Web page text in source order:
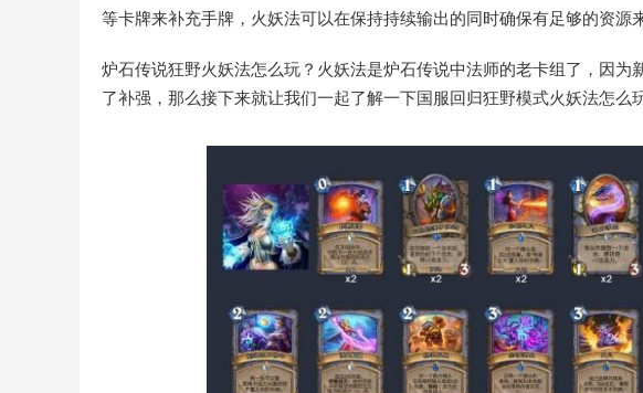
等卡牌来补充手牌，火妖法可以在保持持续输出的同时确保有足够的资源
炉石传说狂野火妖法怎么玩？火妖法是炉石传说中法师的老卡组了，因为
了补强，那么接下来就让我们一起了解一下国服回归狂野模式火妖法怎么